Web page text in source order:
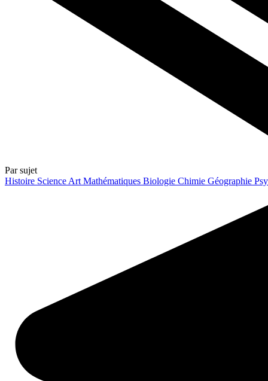
Par sujet
Histoire Science Art Mathématiques Biologie Chimie Géographie